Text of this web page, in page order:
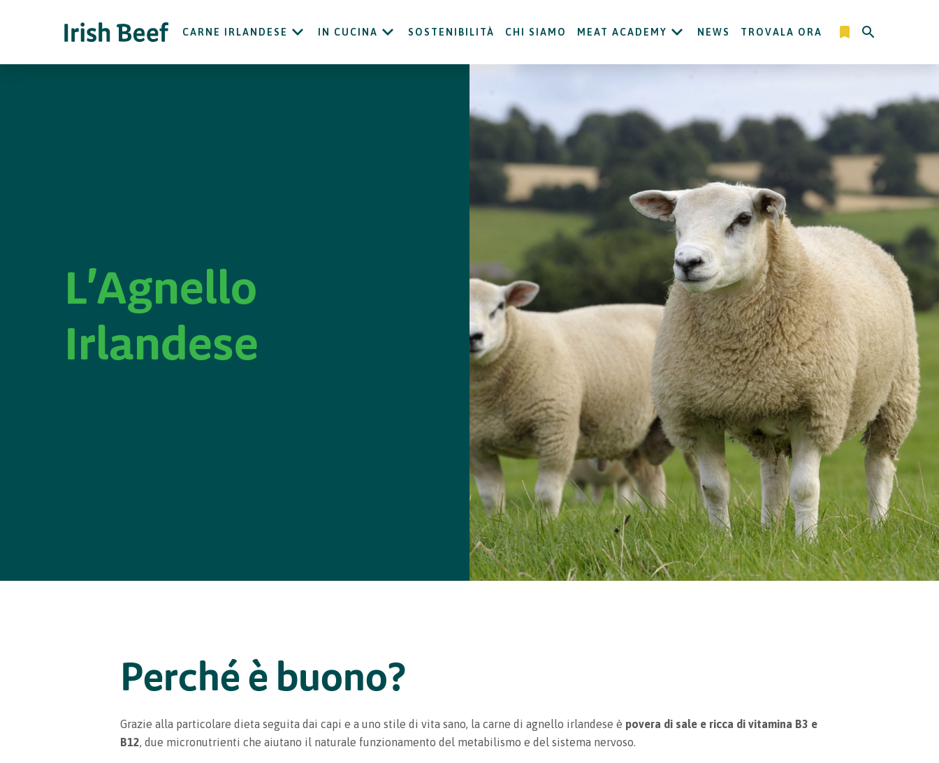
CARNE IRLANDESE IN CUCINA SOSTENIBILITÀ CHI SIAMO MEAT ACADEMY NEWS TROVALA ORA
L'Agnello
Irlandese
Perché è buono?
Grazie alla particolare dieta seguita dai capi e a uno stile di vita sano, la carne di agnello irlandese è povera di sale e ricca di vitamina B3 e
B12, due micronutrienti che aiutano il naturale funzionamento del metabilismo e del sistema nervoso.